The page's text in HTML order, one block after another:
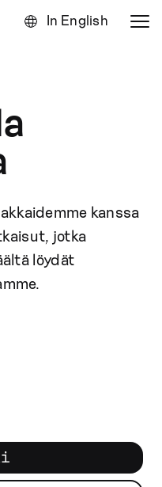
In English
kanssa
jotka
löydät